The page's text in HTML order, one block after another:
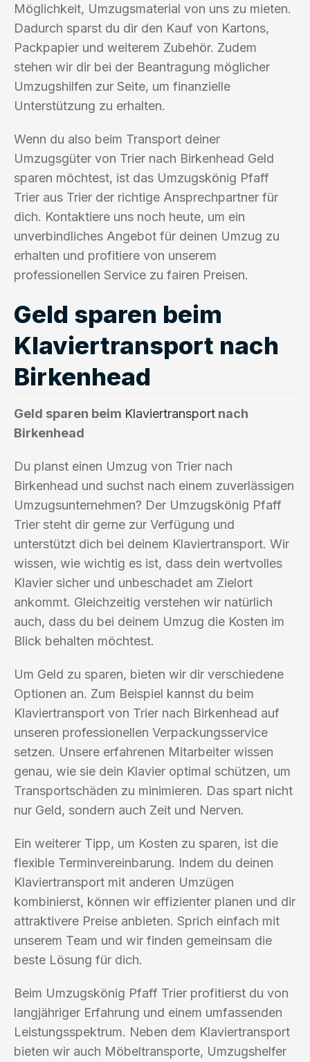
Möglichkeit, Umzugsmaterial von uns zu mieten.
Dadurch sparst du dir den Kauf von Kartons,
Packpapier und weiterem Zubehör. Zudem
stehen wir dir bei der Beantragung möglicher
Umzugshilfen zur Seite, um finanzielle
Unterstützung zu erhalten.
Wenn du also beim Transport deiner
Umzugsgüter von Trier nach Birkenhead Geld
sparen möchtest, ist das Umzugskönig Pfaff
Trier aus Trier der richtige Ansprechpartner für
dich. Kontaktiere uns noch heute, um ein
unverbindliches Angebot für deinen Umzug zu
erhalten und profitiere von unserem
professionellen Service zu fairen Preisen.
Geld sparen beim
Klaviertransport nach
Birkenhead
Geld sparen beim Klaviertransport nach
Birkenhead
Du planst einen Umzug von Trier nach
Birkenhead und suchst nach einem zuverlässigen
Umzugsunternehmen? Der Umzugskönig Pfaff
Trier steht dir gerne zur Verfügung und
unterstützt dich bei deinem Klaviertransport. Wir
wissen, wie wichtig es ist, dass dein wertvolles
Klavier sicher und unbeschadet am Zielort
ankommt. Gleichzeitig verstehen wir natürlich
auch, dass du bei deinem Umzug die Kosten im
Blick behalten möchtest.
Um Geld zu sparen, bieten wir dir verschiedene
Optionen an. Zum Beispiel kannst du beim
Klaviertransport von Trier nach Birkenhead auf
unseren professionellen Verpackungsservice
setzen. Unsere erfahrenen Mitarbeiter wissen
genau, wie sie dein Klavier optimal schützen, um
Transportschäden zu minimieren. Das spart nicht
nur Geld, sondern auch Zeit und Nerven.
Ein weiterer Tipp, um Kosten zu sparen, ist die
flexible Terminvereinbarung. Indem du deinen
Klaviertransport mit anderen Umzügen
kombinierst, können wir effizienter planen und dir
attraktivere Preise anbieten. Sprich einfach mit
unserem Team und wir finden gemeinsam die
beste Lösung für dich.
Beim Umzugskönig Pfaff Trier profitierst du von
langjähriger Erfahrung und einem umfassenden
Leistungsspektrum. Neben dem Klaviertransport
bieten wir auch Möbeltransporte, Umzugshelfer